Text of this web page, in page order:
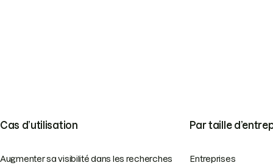
Cas d’utilisation
Augmenter sa visibilité dans les recherches
Par taille
Entreprises